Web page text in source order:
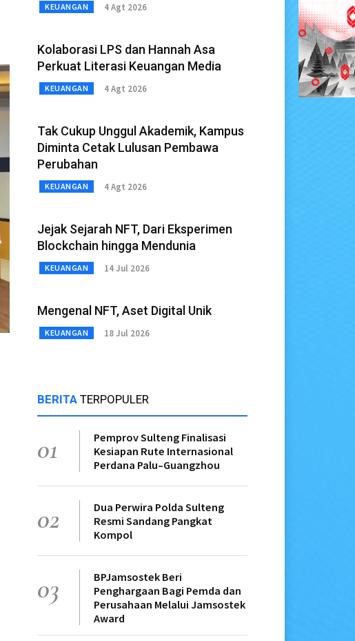
KEUANGAN 4 Agt 2026
Kolaborasi LPS dan Hannah Asa
Perkuat Literasi Keuangan Media
KEUANGAN 4 Agt 2026
Tak Cukup Unggul Akademik, Kampus
Diminta Cetak Lulusan Pembawa
Perubahan
KEUANGAN 4 Agt 2026
Jejak Sejarah NFT, Dari Eksperimen
Blockchain hingga Mendunia
KEUANGAN 14 Jul 2026
Mengenal NFT, Aset Digital Unik
KEUANGAN 18 Jul 2026
BERITA TERPOPULER
01
Pemprov Sulteng Finalisasi
Kesiapan Rute Internasional
Perdana Palu–Guangzhou
02
Dua Perwira Polda Sulteng
Resmi Sandang Pangkat
Kompol
03
BPJamsostek Beri
Penghargaan Bagi Pemda dan
Perusahaan Melalui Jamsostek
Award